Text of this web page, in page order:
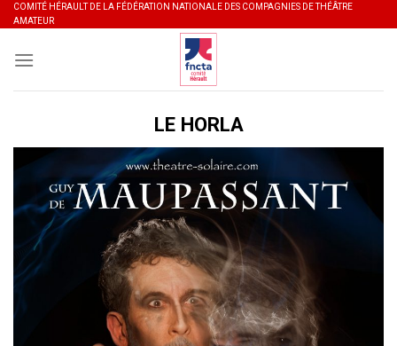
Skip
to
content
COMITÉ HÉRAULT DE LA FÉDÉRATION NATIONALE DES COMPAGNIES DE THÉÂTRE
AMATEUR
LE HORLA